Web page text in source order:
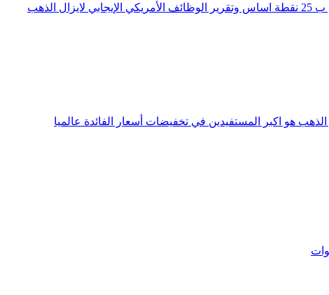
على الرغم من ارتفاع عوائد السندات الأمريكية وتراجع احتمالات خفض الفائدة الفيدرالية بخمسين نقطة في اجتماع نوفمبر لصالح الخفض ب 25 نقطة اساس وتقرير الوظائف الأمريكي الإيجابي لايزال الذهب